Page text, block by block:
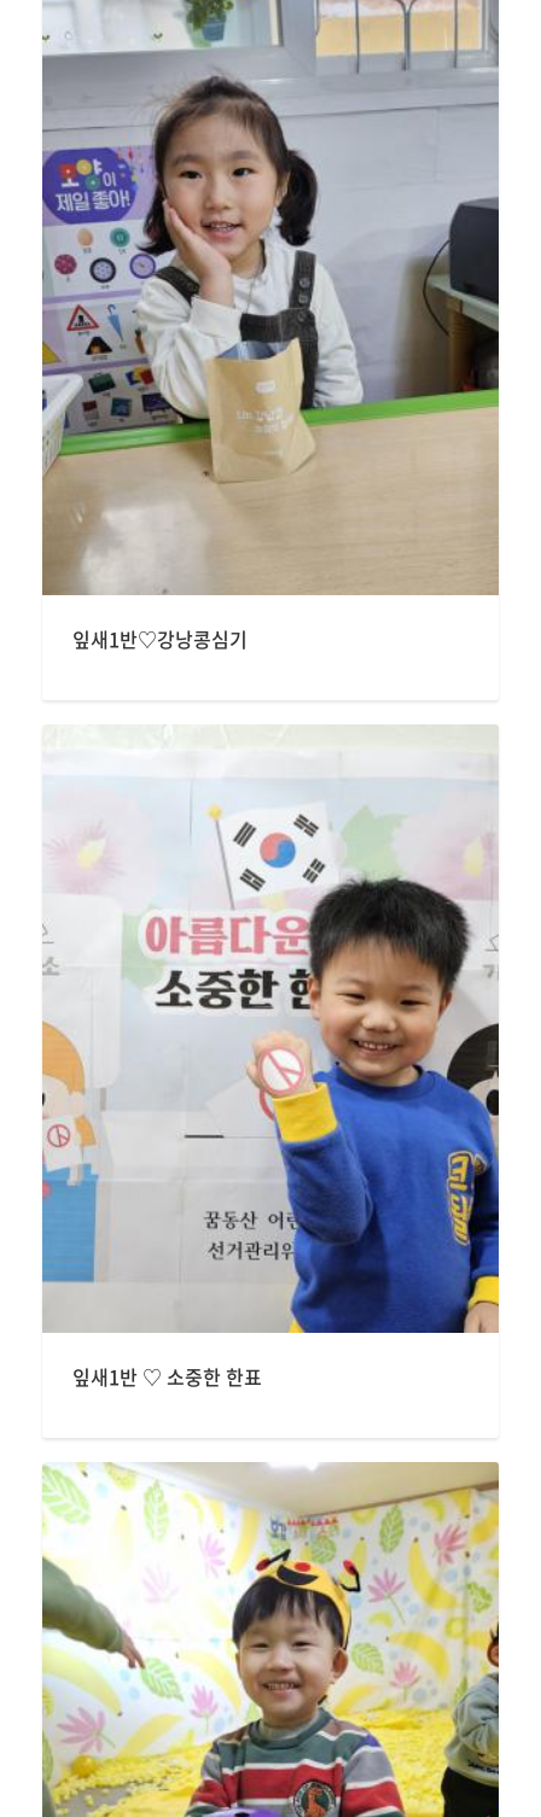
잎새1반♡강낭콩심기
잎새1반 ♡ 소중한 한표